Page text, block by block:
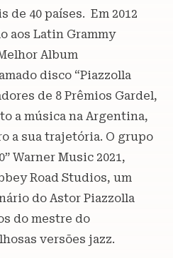
de 40 países. Em 2012
aos Latin Grammy
Album
disco “Piazzolla
de 8 Prêmios Gardel,
a música na Argentina,
a sua trajetória. O grupo
Warner Music 2021,
Road Studios, um
do Astor Piazzolla
do mestre do
versões jazz.